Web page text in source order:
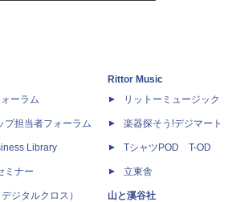
ーラム
プ担当者フォーラム
Library
ミナー
ジタルクロス）
Rittor Music
リットーミュージック
楽器探そう!デジマート
TシャツPOD T-OD
立東舎
山と溪谷社